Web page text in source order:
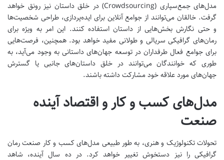
مدل‌های جمع‌سپاری (Crowdsourcing) در خلق داستان نیز رونق خواهد
گرفت. خالقان می‌توانند از جوامع آنلاین برای ایده‌پردازی، طراحی شخصیت‌ها
و حتی نگارش بخش‌هایی از داستان استفاده کنند. این امر به ویژه برای
رمان‌های گرافیکی سریالی و طولانی مفید خواهد بود. همچنین، فرصت‌هایی
برای جوامع فعال طرفداران در توسعه جهان‌های داستانی به وجود می‌آید، به
طوری که خوانندگان می‌توانند در خلق داستان‌های جانبی یا گسترش
جهان‌های مورد علاقه خود مشارکت داشته باشند.
مدل‌های کسب و کار و اقتصاد آینده
صنعت
تحولات تکنولوژیک و هنری، به طور طبیعی مدل‌های کسب و کار صنعت رمان
گرافیکی را نیز دستخوش تغییر خواهد کرد. در ده سال آینده، شاهد